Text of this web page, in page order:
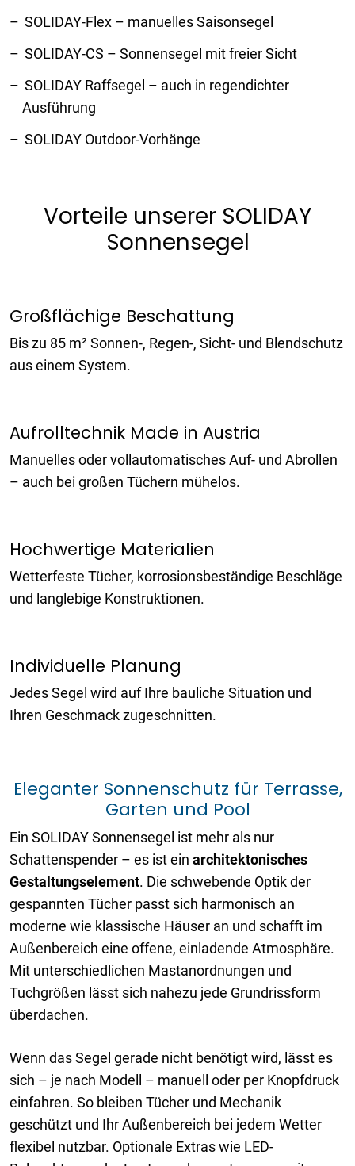
SOLIDAY-Flex – manuelles Saisonsegel
SOLIDAY-CS – Sonnensegel mit freier Sicht
SOLIDAY Raffsegel – auch in regendichter
Ausführung
SOLIDAY Outdoor-Vorhänge
Vorteile unserer SOLIDAY
Sonnensegel
Großflächige Beschattung
Bis zu 85 m² Sonnen-, Regen-, Sicht- und Blendschutz
aus einem System.
Aufrolltechnik Made in Austria
Manuelles oder vollautomatisches Auf- und Abrollen
– auch bei großen Tüchern mühelos.
Hochwertige Materialien
Wetterfeste Tücher, korrosionsbeständige Beschläge
und langlebige Konstruktionen.
Individuelle Planung
Jedes Segel wird auf Ihre bauliche Situation und
Ihren Geschmack zugeschnitten.
Eleganter Sonnenschutz für Terrasse,
Garten und Pool
Ein SOLIDAY Sonnensegel ist mehr als nur
Schattenspender – es ist ein architektonisches
Gestaltungselement. Die schwebende Optik der
gespannten Tücher passt sich harmonisch an
moderne wie klassische Häuser an und schafft im
Außenbereich eine offene, einladende Atmosphäre.
Mit unterschiedlichen Mastanordnungen und
Tuchgrößen lässt sich nahezu jede Grundrissform
überdachen.
Wenn das Segel gerade nicht benötigt wird, lässt es
sich – je nach Modell – manuell oder per Knopfdruck
einfahren. So bleiben Tücher und Mechanik
geschützt und Ihr Außenbereich bei jedem Wetter
flexibel nutzbar. Optionale Extras wie LED-